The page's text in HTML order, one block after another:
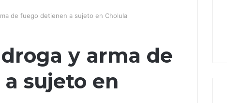
de fuego detienen a sujeto en Cholula
y arma de
sujeto en